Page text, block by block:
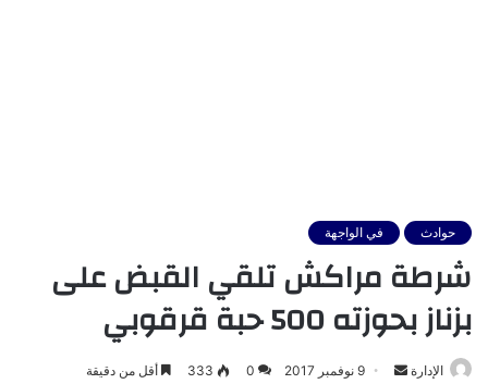
حوادث في الواجهة
شرطة مراكش تلقي القبض على
بزناز بحوزته 500 حبة قرقوبي
الإدارة
أرسل 9 نوفمبر 2017 0
333 أقل من دقيقة